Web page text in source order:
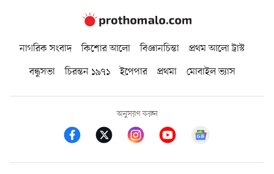
নাগরিক সংবাদ কিশোর আলো বিজ্ঞানচিন্তা
প্রথম আলো ট্রাস্ট
বন্ধুসভা
চিরন্তন ১৯৭১ ইপেপার প্রথমা মোবাইল ভ্যাস
অনুসরণ করুন